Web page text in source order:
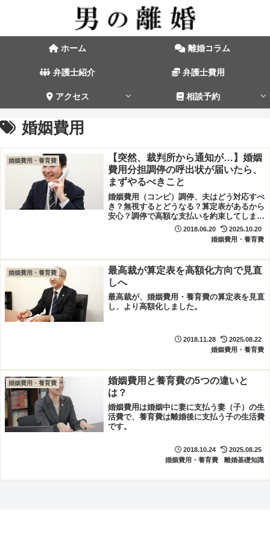
ホーム 離婚コラム
弁護士紹介 弁護士費用
アクセス 相談予約
婚姻費用
婚姻費用・養育費
【突然、裁判所から通知が…】婚姻
費用分担調停の呼出状が届いたら、
まずやるべきこと
婚姻費用（コンピ）調停、夫はどう対応すべ
き？無視するとどうなる？算定表があるから
安心？調停で高額な支払いを約束してしまう
前に知っておきたい注意点と、弁護士相談の
2018.06.20
2025.10.20
婚姻費用・養育費
婚姻費用・養育費
最高裁が算定表を高額化方向で見直
しへ
最高裁が、婚姻費用・養育費の算定表を見直
し、より高額化しました。
2018.11.28
2025.08.22
婚姻費用・養育費
婚姻費用・養育費
婚姻費用と養育費の5つの違いと
は？
婚姻費用は婚姻中に妻に支払う妻（子）の生
活費で、養育費は離婚後に支払う子の生活費
です。
2018.10.24
2025.08.25
婚姻費用・養育費
離婚基礎知識